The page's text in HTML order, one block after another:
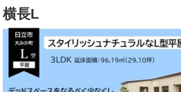
横長L